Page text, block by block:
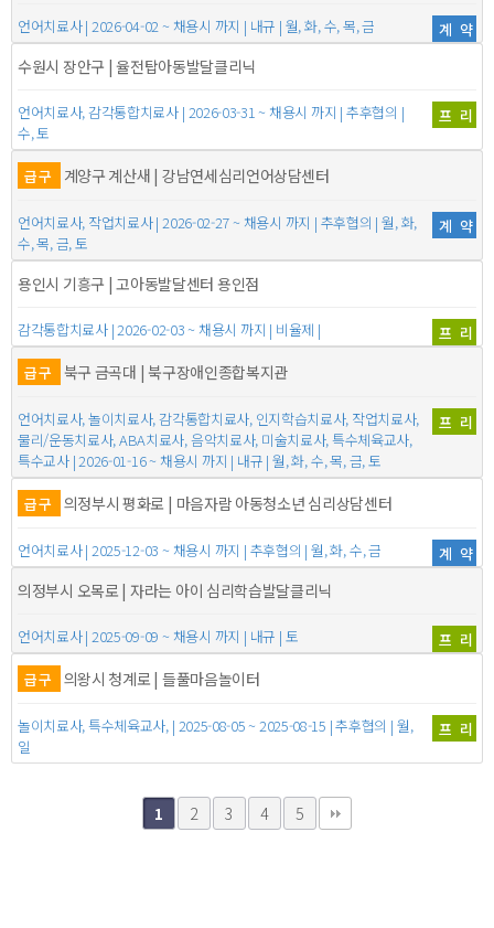
언어치료사 | 2026-04-02 ~ 채용시 까지 | 내규 | 월, 화, 수, 목, 금 계약
수원시 장안구 | 율전탑아동발달클리닉
언어치료사, 감각통합치료사 | 2026-03-31 ~ 채용시 까지 | 추후협의 |
수, 토
프리
급구 계양구 계산새 | 강남연세심리언어상담센터
언어치료사, 작업치료사 | 2026-02-27 ~ 채용시 까지 | 추후협의 | 월, 화,
수, 목, 금, 토
계약
용인시 기흥구 | 고아동발달센터 용인점
감각통합치료사 | 2026-02-03 ~ 채용시 까지 | 비율제 |
프리
급구 북구 금곡대 | 북구장애인종합복지관
언어치료사, 놀이치료사, 감각통합치료사, 인지학습치료사, 작업치료사,
물리/운동치료사, ABA치료사, 음악치료사, 미술치료사, 특수체육교사,
특수교사 | 2026-01-16 ~ 채용시 까지 | 내규 | 월, 화, 수, 목, 금, 토
프리
급구 의정부시 평화로 | 마음자람 아동청소년 심리상담센터
언어치료사 | 2025-12-03 ~ 채용시 까지 | 추후협의 | 월, 화, 수, 금 계약
의정부시 오목로 | 자라는 아이 심리학습발달클리닉
언어치료사 | 2025-09-09 ~ 채용시 까지 | 내규 | 토
프리
급구 의왕시 청계로 | 들풀마음놀이터
놀이치료사, 특수체육교사, | 2025-08-05 ~ 2025-08-15 | 추후협의 | 월,
일
프리
1 2 3 4 5